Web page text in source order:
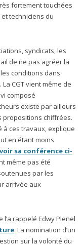
fortement touchées
techniciens du
syndicats, les
de ne pas agréer la
conditions dans
CGT vient même de
composé
existe par ailleurs
propositions chiffrées.
à ces travaux, explique
en étant moins
voir sa conférence ci-
même pas été
par les
arrivée aux
rappelé Edwy Plenel
. La nomination d’un
sur la volonté du